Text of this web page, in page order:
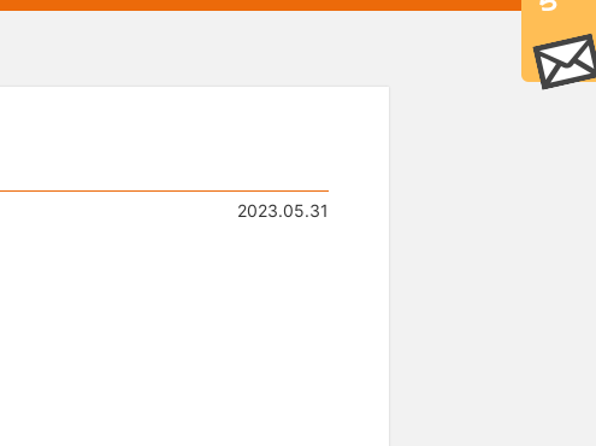
2023.05.31